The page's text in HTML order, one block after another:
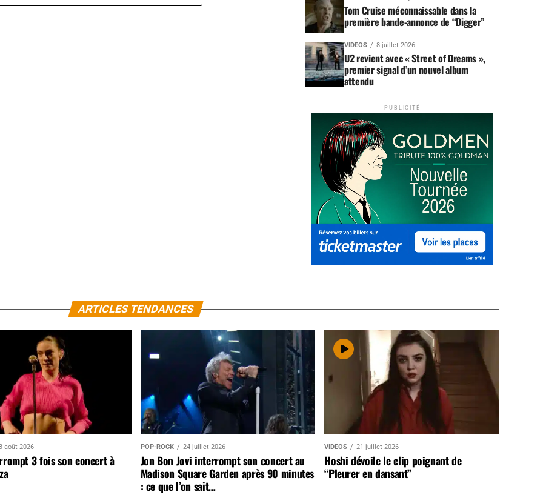
Tom Cruise méconnaissable dans la
première bande-annonce de “Digger”
VIDEOS 8 juillet 2026
U2 revient avec « Street of Dreams »,
premier signal d’un nouvel album
attendu
PUBLICITÉ
ARTICLES TENDANCES
août 2026
3 fois son concert à
POP-ROCK 24 juillet 2026
Jon Bon Jovi interrompt son concert au
Madison Square Garden après 90 minutes
: ce que l’on sait…
VIDEOS 21 juillet 2026
Hoshi dévoile le clip poignant de
“Pleurer en dansant”